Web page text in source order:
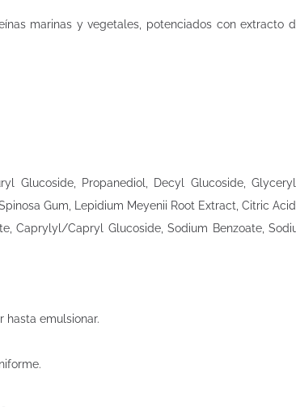
marinas y vegetales, potenciados con extracto
Glucoside, Propanediol, Decyl Glucoside,
Gum, Lepidium Meyenii Root Extract, Citric
Caprylyl/Capryl Glucoside, Sodium Benzoate,
hasta emulsionar.